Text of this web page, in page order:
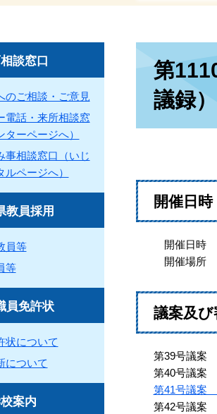
第
議録）
開催日
開催日時
開催場所
議案及び
第39号議案
第40号議案
第41号議案
第42号議案
談窓口
のご相談・ご意見
電話・来所相談窓
ーページへ）
事相談窓口（いじ
ページへ）
教員採用
員等
等
員免許状
状について
について
案内